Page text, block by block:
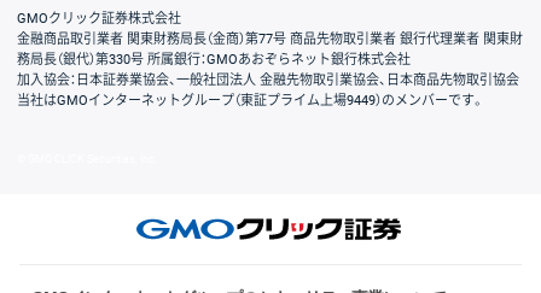
GMOクリック証券株式会社
金融商品取引業者 関東財務局長（金商）第77号 商品先物取引業者 銀行代理業者 関東財
務局長（銀代）第330号 所属銀行：GMOあおぞらネット銀行株式会社
加入協会：日本証券業協会、一般社団法人 金融先物取引業協会、日本商品先物取引協会
当社はGMOインターネットグループ（東証プライム上場9449）のメンバーです。